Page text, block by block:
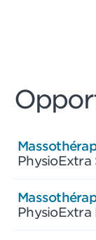
PhysioExtra
PhysioExtra